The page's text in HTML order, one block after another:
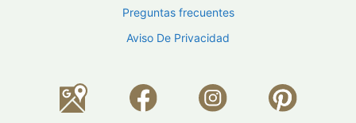
Preguntas frecuentes
Aviso De Privacidad